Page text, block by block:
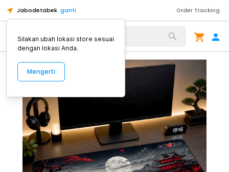
Jabodetabek ganti Order Tracking
Alat Kopi
Silakan ubah lokasi store sesuai
dengan lokasi Anda.
Mengerti